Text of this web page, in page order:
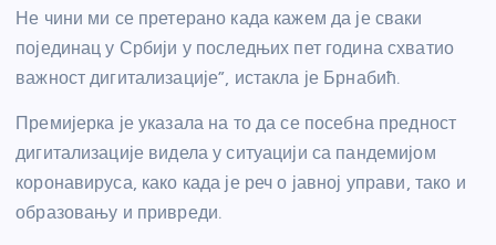
Не чини ми се претерано када кажем да је сваки
појединац у Србији у последњих пет година схватио
важност дигитализације”, истакла је Брнабић.
Премијерка је указала на то да се посебна предност
дигитализације видела у ситуацији са пандемијом
коронавируса, како када је реч о јавној управи, тако и
образовању и привреди.